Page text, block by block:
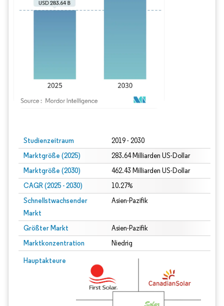
Studienzeitraum 2019 - 2030
Marktgröße (2025) 283.64 Milliarden US-Dollar
Marktgröße (2030) 462.43 Milliarden US-Dollar
CAGR (2025 - 2030) 10.27%
Schnellstwachsender
Markt
Asien-Pazifik
Größter Markt Asien-Pazifik
Marktkonzentration Niedrig
Hauptakteure